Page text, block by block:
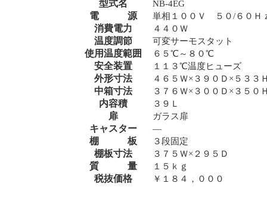
型式名 NB-4EG
電 源 単相１００Ｖ ５０/６０Ｈ
消費電力 ４４０Ｗ
温度調節 可変サーモスタット
使用温度範囲 ６５℃～８０℃
安全装置 １１３℃温度ヒューズ
外形寸法 ４６５Ｗ×３９０Ｄ×５３３
中箱寸法 ３７６Ｗ×３００Ｄ×３５０
内容積 ３９Ｌ
扉 ガラス扉
キャスター ―
棚 板 ３段固定
棚板寸法 ３７５Ｗ×２９５Ｄ
質 量 １５ｋｇ
税抜価格 ￥１８４，０００